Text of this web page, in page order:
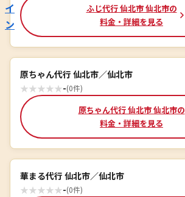
イ
ン
ふじ代行 仙北市 仙北市の
料金・詳細を見る
原ちゃん代行 仙北市／仙北市
★★★★★-(0件)
原ちゃん代行 仙北市 仙北市の
料金・詳細を見る
華まる代行 仙北市／仙北市
★★★★★-(0件)